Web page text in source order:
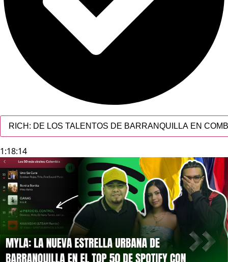
RICH: DE LOS TALENTOS DE BARRANQUILLA EN
1:18:14